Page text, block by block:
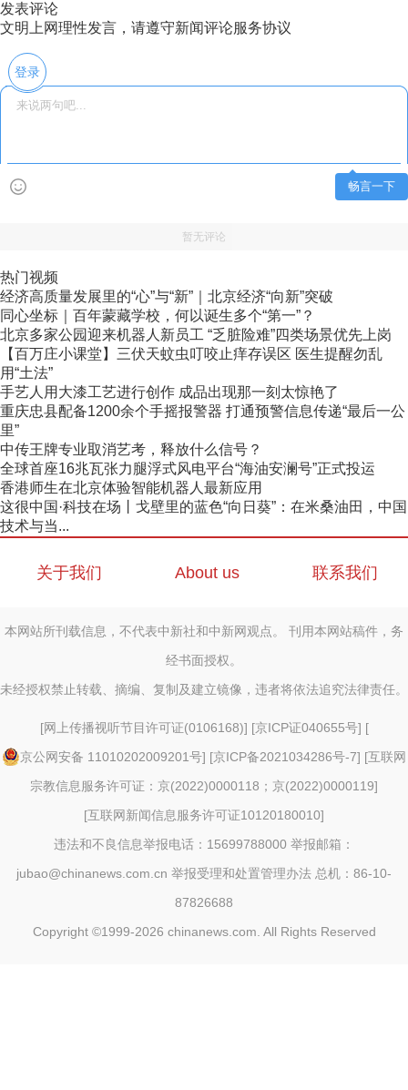
发表评论
文明上网理性发言，请遵守新闻评论服务协议
登录
畅言一下
暂无评论
热门视频
经济高质量发展里的“心”与“新”｜北京经济“向新”突破
同心坐标｜百年蒙藏学校，何以诞生多个“第一”？
北京多家公园迎来机器人新员工 “乏脏险难”四类场景优先上岗
【百万庄小课堂】三伏天蚊虫叮咬止痒存误区 医生提醒勿乱
用“土法”
手艺人用大漆工艺进行创作 成品出现那一刻太惊艳了
重庆忠县配备1200余个手摇报警器 打通预警信息传递“最后一公
里”
中传王牌专业取消艺考，释放什么信号？
全球首座16兆瓦张力腿浮式风电平台“海油安澜号”正式投运
香港师生在北京体验智能机器人最新应用
这很中国·科技在场丨戈壁里的蓝色“向日葵”：在米桑油田，中国
技术与当...
关于我们 About us 联系我们
本网站所刊载信息，不代表中新社和中新网观点。 刊用本网站稿件，务
经书面授权。
未经授权禁止转载、摘编、复制及建立镜像，违者将依法追究法律责任。
[网上传播视听节目许可证(0106168)] [京ICP证040655号] [
京公网安备 11010202009201号] [京ICP备2021034286号-7] [互联网
宗教信息服务许可证：京(2022)0000118；京(2022)0000119]
[互联网新闻信息服务许可证10120180010]
违法和不良信息举报电话：15699788000 举报邮箱：
jubao@chinanews.com.cn 举报受理和处置管理办法 总机：86-10-
87826688
Copyright ©1999-2026 chinanews.com. All Rights Reserved